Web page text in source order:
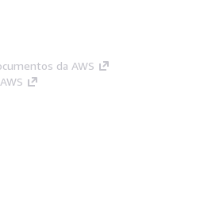
da AWS